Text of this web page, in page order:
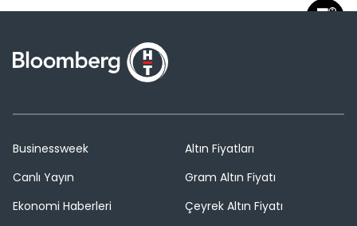
Businessweek
Canlı Yayın
Ekonomi Haberleri
Altın Fiyatları
Gram Altın Fiyatı
Çeyrek Altın Fiyatı